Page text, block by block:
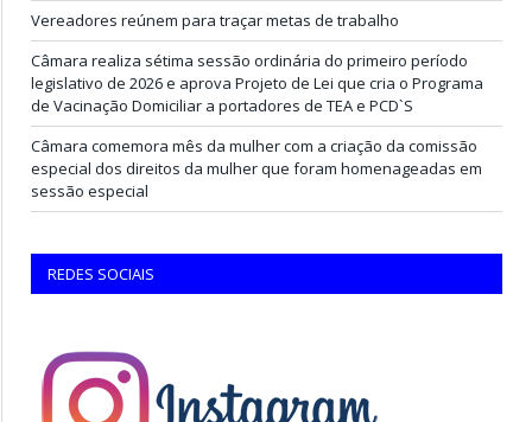
Vereadores reúnem para traçar metas de trabalho
Câmara realiza sétima sessão ordinária do primeiro período
legislativo de 2026 e aprova Projeto de Lei que cria o Programa
de Vacinação Domiciliar a portadores de TEA e PCD`S
Câmara comemora mês da mulher com a criação da comissão
especial dos direitos da mulher que foram homenageadas em
sessão especial
REDES SOCIAIS